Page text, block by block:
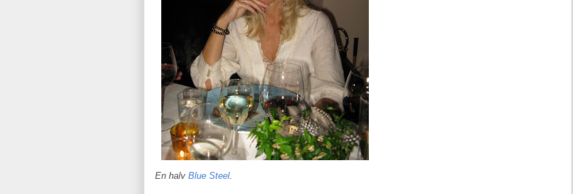
En halv Blue Steel.